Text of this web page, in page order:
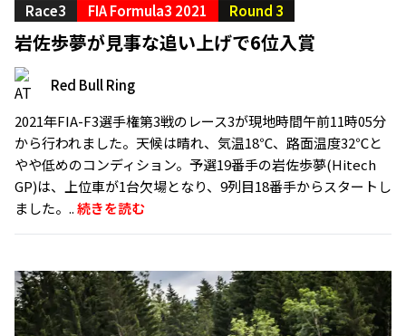
Race3
FIA Formula3 2021 Round 3
岩佐歩夢が見事な追い上げで6位入賞
Red Bull Ring
2021年FIA-F3選手権第3戦のレース3が現地時間午前11時05分
から行われました。天候は晴れ、気温18℃、路面温度32℃と
やや低めのコンディション。予選19番手の岩佐歩夢(Hitech
GP)は、上位車が1台欠場となり、9列目18番手からスタートし
ました。..続きを読む